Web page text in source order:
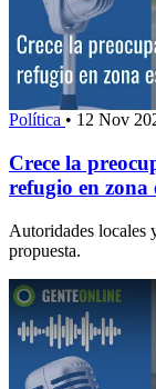
Política • 12 Nov
Crece la
refugio en zona
Autoridades locales
propuesta.